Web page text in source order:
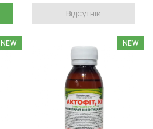
Відсутній
NEW NEW